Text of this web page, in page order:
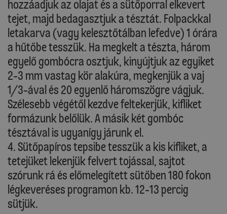
hozzáadjuk az olajat és a sütőporral elkevert
tejet, majd bedagasztjuk a tésztát. Folpackkal
letakarva (vagy kelesztőtálban lefedve) 1 órára
a hűtőbe tesszük. Ha megkelt a tészta, három
egyelő gombócra osztjuk, kinyújtjuk az egyiket
2-3 mm vastag kör alakúra, megkenjük a vaj
1/3-ával és 20 egyenlő háromszögre vágjuk.
Szélesebb végétől kezdve feltekerjük, kifliket
formázunk belőlük. A másik két gombóc
tésztával is ugyanígy járunk el.
4. Sütőpapíros tepsibe tesszük a kis kifliket, a
tetejüket lekenjük felvert tojással, sajtot
szórunk rá és előmelegített sütőben 180 fokon
légkeveréses programon kb. 12-13 percig
sütjük.